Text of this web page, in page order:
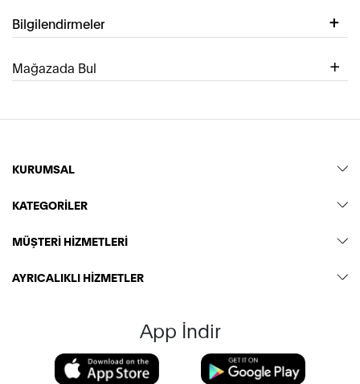
Bilgilendirmeler
Mağazada Bul
KURUMSAL
KATEGORİLER
MÜŞTERİ HİZMETLERİ
AYRICALIKLI HİZMETLER
App İndir